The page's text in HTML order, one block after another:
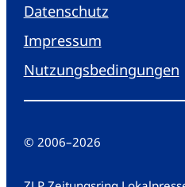
Datenschutz
Impressum
Nutzungsbedingungen
© 2006–2026